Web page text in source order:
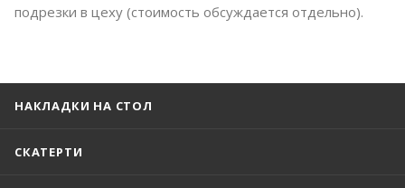
подрезки в цеху (стоимость обсуждается отдельно).
НАКЛАДКИ НА СТОЛ
СКАТЕРТИ